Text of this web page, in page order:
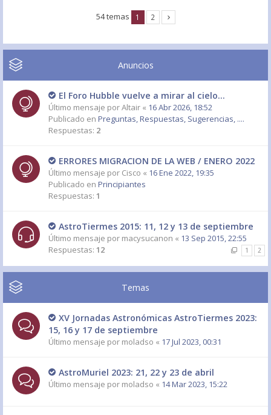
54 temas 1 2
Anuncios
El Foro Hubble vuelve a mirar al cielo...
Último mensaje porAltair « 16 Abr 2026, 18:52
Publicado en Preguntas, Respuestas, Sugerencias, ....
Respuestas: 2
ERRORES MIGRACION DE LA WEB / ENERO 2022
Último mensaje por Cisco « 16 Ene 2022, 19:35
Publicado en Principiantes
Respuestas: 1
AstroTiermes 2015: 11, 12 y 13 de septiembre
Último mensaje por macysucanon « 13 Sep 2015, 22:55
Respuestas: 12 1 2
Temas
XV Jornadas Astronómicas AstroTiermes 2023:
15, 16 y 17 de septiembre
Último mensaje por moladso « 17 Jul 2023, 00:31
AstroMuriel 2023: 21, 22 y 23 de abril
Último mensaje por moladso « 14 Mar 2023, 15:22